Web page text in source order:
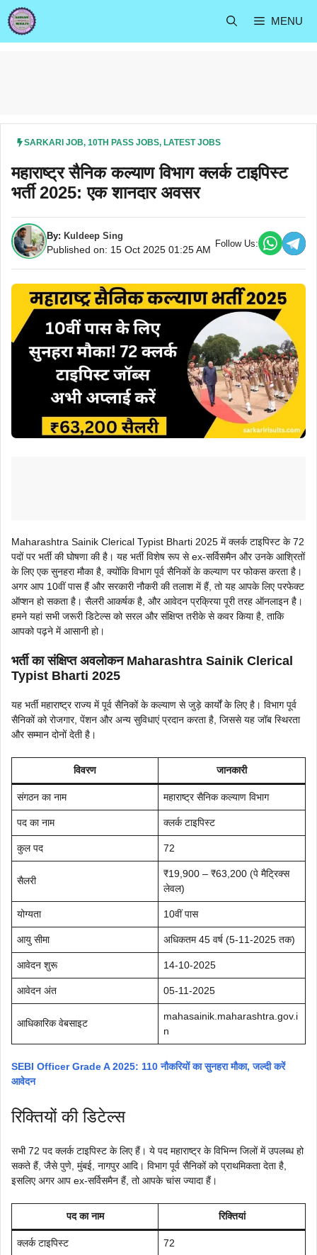
Skip
to
content
MENU
SARKARI JOB, 10TH PASS JOBS, LATEST JOBS
महाराष्ट्र सैनिक कल्याण विभाग क्लर्क टाइपिस्ट
भर्ती 2025: एक शानदार अवसर
By: Kuldeep Sing
Published on: 15 Oct 2025 01:25 AM
Follow Us:
Maharashtra Sainik Clerical Typist Bharti 2025 में क्लर्क टाइपिस्ट के 72
पदों पर भर्ती की घोषणा की है। यह भर्ती विशेष रूप से ex-सर्विसमैन और उनके आश्रितों
के लिए एक सुनहरा मौका है, क्योंकि विभाग पूर्व सैनिकों के कल्याण पर फोकस करता है।
अगर आप 10वीं पास हैं और सरकारी नौकरी की तलाश में हैं, तो यह आपके लिए परफेक्ट
ऑप्शन हो सकता है। सैलरी आकर्षक है, और आवेदन प्रक्रिया पूरी तरह ऑनलाइन है।
हमने यहां सभी जरूरी डिटेल्स को सरल और संक्षिप्त तरीके से कवर किया है, ताकि
आपको पढ़ने में आसानी हो।
भर्ती का संक्षिप्त अवलोकन Maharashtra Sainik Clerical
Typist Bharti 2025
यह भर्ती महाराष्ट्र राज्य में पूर्व सैनिकों के कल्याण से जुड़े कार्यों के लिए है। विभाग पूर्व
सैनिकों को रोजगार, पेंशन और अन्य सुविधाएं प्रदान करता है, जिससे यह जॉब स्थिरता
और सम्मान दोनों देती है।
विवरण जानकारी
संगठन का नाम महाराष्ट्र सैनिक कल्याण विभाग
पद का नाम क्लर्क टाइपिस्ट
कुल पद 72
सैलरी
₹19,900 – ₹63,200 (पे मैट्रिक्स
लेवल)
योग्यता 10वीं पास
आयु सीमा अधिकतम 45 वर्ष (5-11-2025 तक)
आवेदन शुरू 14-10-2025
आवेदन अंत 05-11-2025
आधिकारिक वेबसाइट
mahasainik.maharashtra.gov.i
n
SEBI Officer Grade A 2025: 110 नौकरियों का सुनहरा मौका, जल्दी करें
आवेदन
रिक्तियों की डिटेल्स
सभी 72 पद क्लर्क टाइपिस्ट के लिए हैं। ये पद महाराष्ट्र के विभिन्न जिलों में उपलब्ध हो
सकते हैं, जैसे पुणे, मुंबई, नागपुर आदि। विभाग पूर्व सैनिकों को प्राथमिकता देता है,
इसलिए अगर आप ex-सर्विसमैन हैं, तो आपके चांस ज्यादा हैं।
पद का नाम रिक्तियां
क्लर्क टाइपिस्ट 72